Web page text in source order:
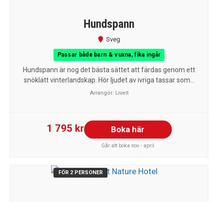
Hundspann
Sveg
Passar både barn & vuxna, fika ingår
Hundspann är nog det bästa sättet att färdas genom ett
snöklätt vinterlandskap. Hör ljudet av ivriga tassar som...
Arrangör: Liveit
1 795 kr Boka här
Går att boka nov - april
FÖR 2 PERSONER